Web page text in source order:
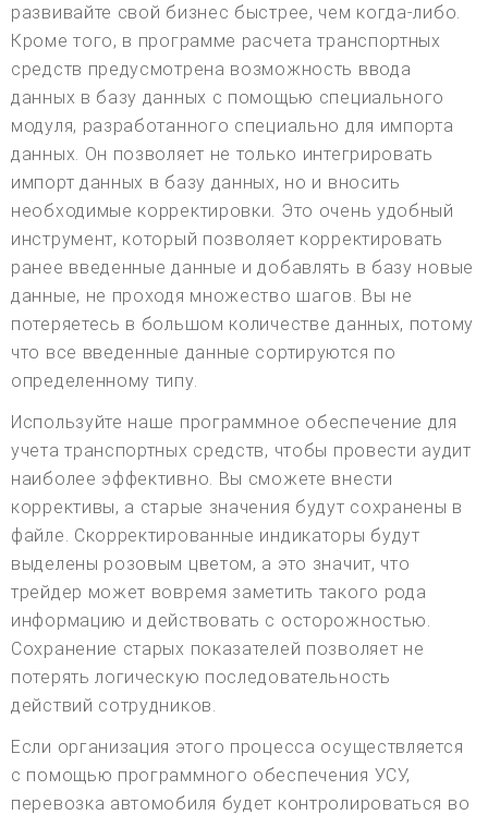
развивайте свой бизнес быстрее, чем когда-либо.
Кроме того, в программе расчета транспортных
средств предусмотрена возможность ввода
данных в базу данных с помощью специального
модуля, разработанного специально для импорта
данных. Он позволяет не только интегрировать
импорт данных в базу данных, но и вносить
необходимые корректировки. Это очень удобный
инструмент, который позволяет корректировать
ранее введенные данные и добавлять в базу новые
данные, не проходя множество шагов. Вы не
потеряетесь в большом количестве данных, потому
что все введенные данные сортируются по
определенному типу.
Используйте наше программное обеспечение для
учета транспортных средств, чтобы провести аудит
наиболее эффективно. Вы сможете внести
коррективы, а старые значения будут сохранены в
файле. Скорректированные индикаторы будут
выделены розовым цветом, а это значит, что
трейдер может вовремя заметить такого рода
информацию и действовать с осторожностью.
Сохранение старых показателей позволяет не
потерять логическую последовательность
действий сотрудников.
Если организация этого процесса осуществляется
с помощью программного обеспечения УСУ,
перевозка автомобиля будет контролироваться во